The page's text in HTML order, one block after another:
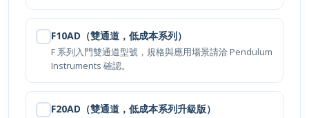
F10AD（雙通道，低成本系列）
F 系列入門雙通道型號，規格與應用場景請洽 Pendulum
Instruments 確認。
F20AD（雙通道，低成本系列升級版）